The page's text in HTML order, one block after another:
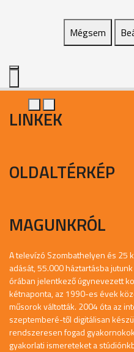
Mégsem
LINKEK
OLDALTÉRKÉP
MAGUNKRÓL
A televízó Szombathelyen és 25
adását, 55.000 háztartásba
órában jelentkező úgynevezett
kétnaponta, az 1990-es évek
műsorok váltották. 2004 óta az
szeptemberé-től digitálisan
rendszeresen fogad
gyakorlati ismereteket a